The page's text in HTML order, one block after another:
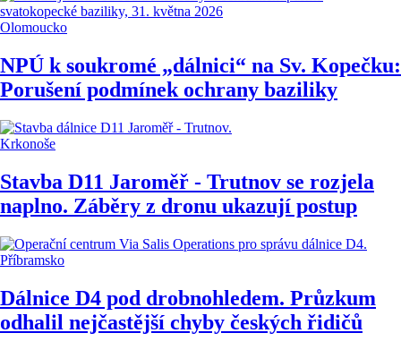
Olomoucko
NPÚ k soukromé „dálnici“ na Sv. Kopečku:
Porušení podmínek ochrany baziliky
Krkonoše
Stavba D11 Jaroměř - Trutnov se rozjela
naplno. Záběry z dronu ukazují postup
Příbramsko
Dálnice D4 pod drobnohledem. Průzkum
odhalil nejčastější chyby českých řidičů